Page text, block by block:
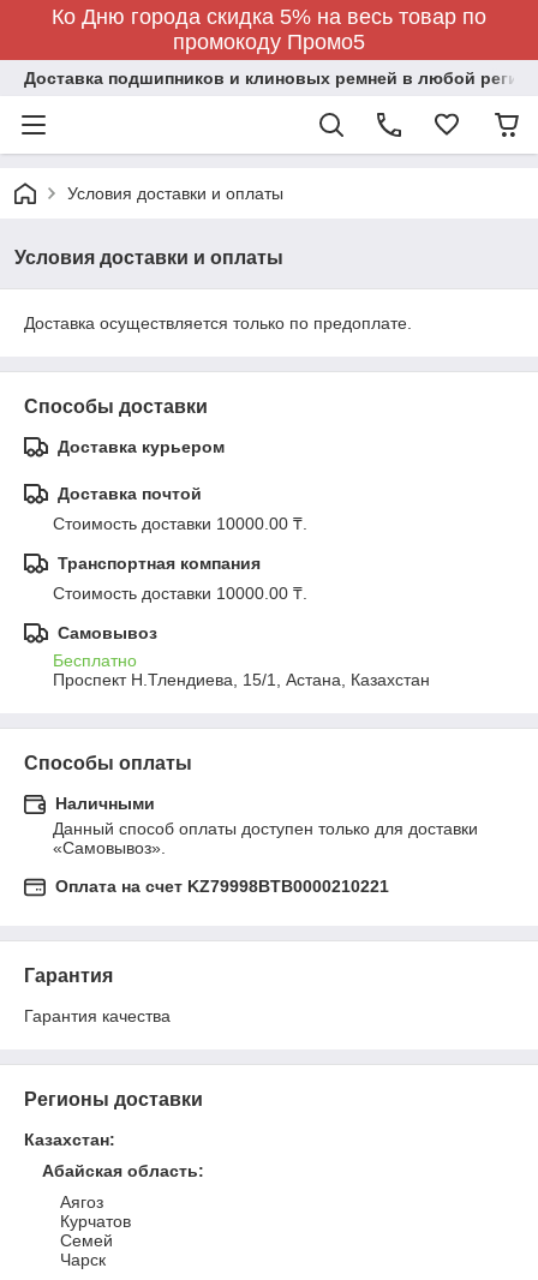
Ко Дню города скидка 5% на весь товар по
промокоду Промо5
Доставка подшипников и клиновых ремней в любой регион
Условия доставки и оплаты
Условия доставки и оплаты
Доставка осуществляется только по предоплате.
Способы доставки
Доставка курьером
Доставка почтой
Стоимость доставки 10000.00 ₸.
Транспортная компания
Стоимость доставки 10000.00 ₸.
Самовывоз
Бесплатно
Проспект Н.Тлендиева, 15/1, Астана, Казахстан
Способы оплаты
Наличными
Данный способ оплаты доступен только для доставки
«Самовывоз».
Оплата на счет KZ79998BTB0000210221
Гарантия
Гарантия качества
Регионы доставки
Казахстан:
Абайская область:
Аягоз
Курчатов
Семей
Чарск